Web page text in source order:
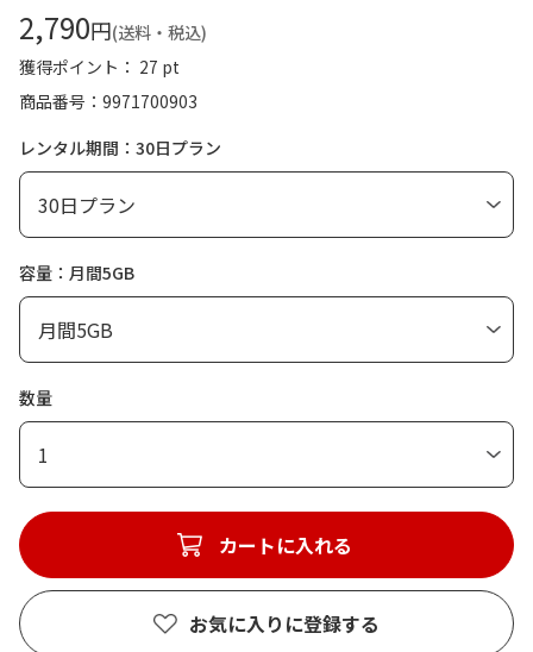
2,790円(送料・税込)
獲得ポイント： 27 pt
商品番号
9971700903
レンタル期間：30日プラン
容量：月間5GB
数量
1
カートに入れる
お気に入りに登録する